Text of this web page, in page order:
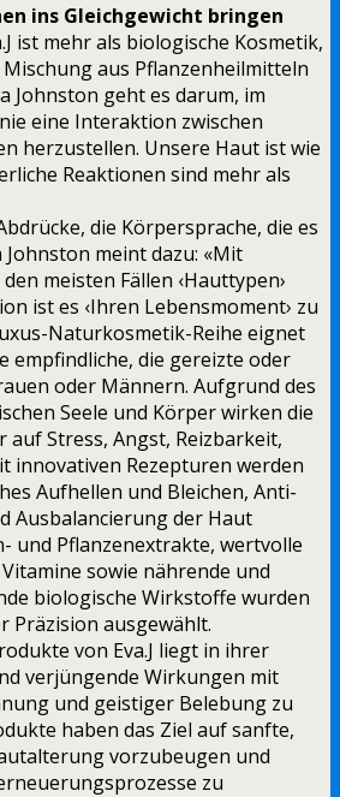
ins Gleichgewicht bringen
ist mehr als biologische Kosmetik,
aus Pflanzenheilmitteln
Johnston geht es darum, im
eine Interaktion zwischen
herzustellen. Unsere Haut ist wie
Reaktionen sind mehr als
die Körpersprache, die es
Johnston meint dazu: «Mit
meisten Fällen ‹Hauttypen›
ist es ‹Ihren Lebensmoment› zu
Naturkosmetik-Reihe eignet
empfindliche, die gereizte oder
oder Männern. Aufgrund des
Seele und Körper wirken die
Stress, Angst, Reizbarkeit,
innovativen Rezepturen werden
Aufhellen und Bleichen, Anti-
Ausbalancierung der Haut
und Pflanzenextrakte, wertvolle
sowie nährende und
biologische Wirkstoffe wurden
Präzision ausgewählt.
von Eva.J liegt in ihrer
verjüngende Wirkungen mit
und geistiger Belebung zu
haben das Ziel auf sanfte,
vorzubeugen und
zu